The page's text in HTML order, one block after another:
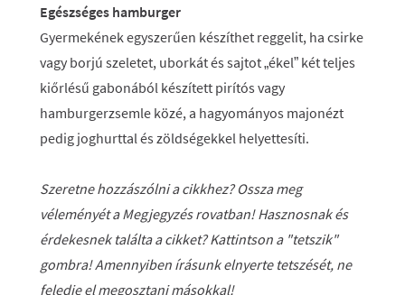
Egészséges hamburger
Gyermekének egyszerűen készíthet reggelit, ha csirke
vagy borjú szeletet, uborkát és sajtot „ékel” két teljes
kiőrlésű gabonából készített pirítós vagy
hamburgerzsemle közé, a hagyományos majonézt
pedig joghurttal és zöldségekkel helyettesíti.
Szeretne hozzászólni a cikkhez? Ossza meg
véleményét a Megjegyzés rovatban! Hasznosnak és
érdekesnek találta a cikket? Kattintson a "tetszik"
gombra! Amennyiben írásunk elnyerte tetszését, ne
feledje el megosztani másokkal!